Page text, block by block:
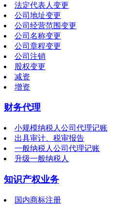
法定代表人变更
公司地址变更
公司经营范围变更
公司名称变更
公司章程变更
公司注销
股权变更
减资
增资
财务代理
小规模纳税人公司代理记账
出具审计、税审报告
一般纳税人公司代理记账
升级一般纳税人
知识产权业务
国内商标注册